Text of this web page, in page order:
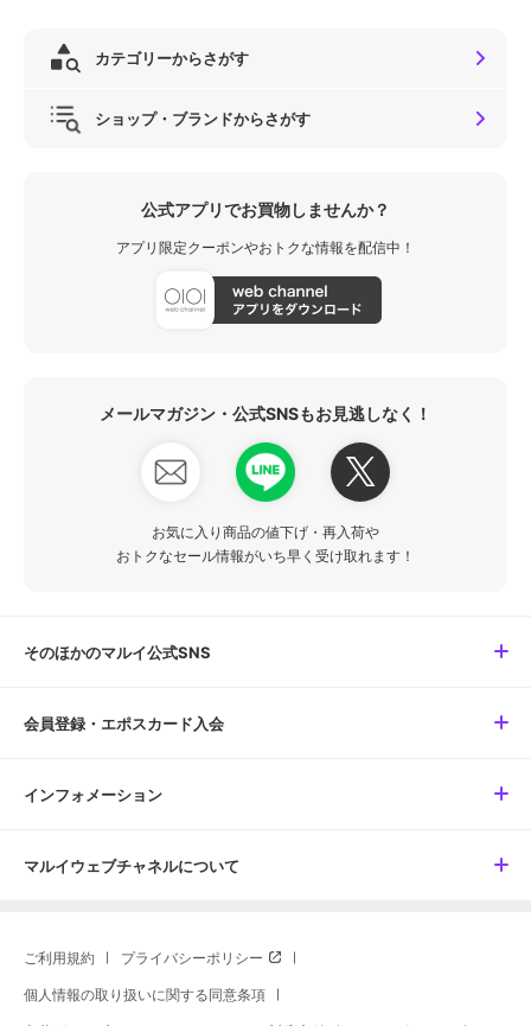
カテゴリーからさがす
ショップ・ブランドからさがす
公式アプリでお買物しませんか？
アプリ限定クーポンやおトクな情報を配信中！
メールマガジン・公式SNSもお見逃しなく！
お気に入り商品の値下げ・再入荷や
おトクなセール情報がいち早く受け取れます！
そのほかのマルイ公式SNS
会員登録・エポスカード入会
インフォメーション
マルイウェブチャネルについて
ご利用規約 プライバシーポリシー
個人情報の取り扱いに関する同意条項